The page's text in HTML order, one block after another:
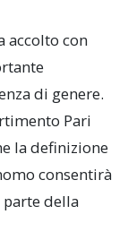
accolto con
di genere.
Pari
la definizione
consentirà
parte della